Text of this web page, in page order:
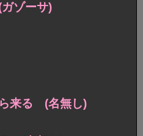
ゾーサ)
来る (名無し)